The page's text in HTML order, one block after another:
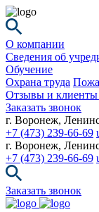
О компании
Сведения об
Обучение
Охрана труда
Отзывы и клиенты
Заказать звонок
г. Воронеж,
+7 (473) 239-66-69
г. Воронеж,
+7 (473) 239-66-69
Заказать звонок